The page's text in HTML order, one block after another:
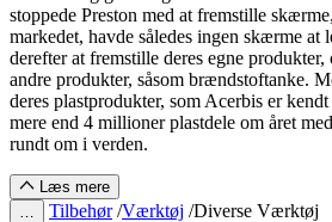
stoppede Preston med at fremstille
markedet, havde således ingen skærme at
derefter at fremstille deres egne
andre produkter, såsom brændstoftanke.
deres plastprodukter, som Acerbis er
mere end 4 millioner plastdele om året
rundt om i verden.
Læs mere
…
Tilbehør /Værktøj /Diverse Værktøj